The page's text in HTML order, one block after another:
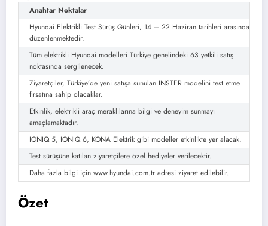
Anahtar Noktalar
Hyundai Elektrikli Test Sürüş Günleri, 14 – 22 Haziran tarihleri arasında
düzenlenmektedir.
Tüm elektrikli Hyundai modelleri Türkiye genelindeki 63 yetkili satış
noktasında sergilenecek.
Ziyaretçiler, Türkiye’de yeni satışa sunulan INSTER modelini test etme
fırsatına sahip olacaklar.
Etkinlik, elektrikli araç meraklılarına bilgi ve deneyim sunmayı
amaçlamaktadır.
IONIQ 5, IONIQ 6, KONA Elektrik gibi modeller etkinlikte yer alacak.
Test sürüşüne katılan ziyaretçilere özel hediyeler verilecektir.
Daha fazla bilgi için www.hyundai.com.tr adresi ziyaret edilebilir.
Özet